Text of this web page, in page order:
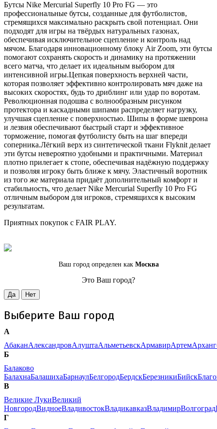
Бутсы Nike Mercurial Superfly 10 Pro FG — это
профессиональные бутсы, созданные для футболистов,
стремящихся максимально раскрыть свой потенциал. Они
подходят для игры на твёрдых натуральных газонах,
обеспечивая исключительное сцепление и контроль над
мячом. Благодаря инновационному блоку Air Zoom, эти бутсы
помогают сохранять скорость и динамику на протяжении
всего матча, что делает их идеальным выбором для
интенсивной игры.Цепкая поверхность верхней части,
которая позволяет эффективно контролировать мяч даже на
высоких скоростях, будь то дриблинг или удар по воротам.
Революционная подошва с волнообразным рисунком
протектора и каскадными шипами распределяет нагрузку,
улучшая сцепление с поверхностью. Шипы в форме шеврона
и лезвия обеспечивают быстрый старт и эффективное
торможение, помогая футболисту быть на шаг впереди
соперника.Лёгкий верх из синтетической ткани Flyknit делает
эти бутсы невероятно удобными и практичными. Материал
плотно прилегает к стопе, обеспечивая надёжную поддержку
и позволяя игроку быть ближе к мячу. Эластичный воротник
из того же материала придаёт дополнительный комфорт и
стабильность, что делает Nike Mercurial Superfly 10 Pro FG
отличным выбором для игроков, стремящихся к высоким
результатам.
Приятных покупок с FAIR PLAY.
Ваш город определен как Москва
Это Ваш город?
Да Нет
Выберите Ваш город
А
АбаканАлександровАлуштаАльметьевскАрмавирАртем
Б
Балаково
БалахнаБалашихаБарнаулБелгородБердскБерезникиБийск
В
Великие ЛукиВеликий
НовгородВидноеВладивостокВладикавказВладимирВолгоград
Г